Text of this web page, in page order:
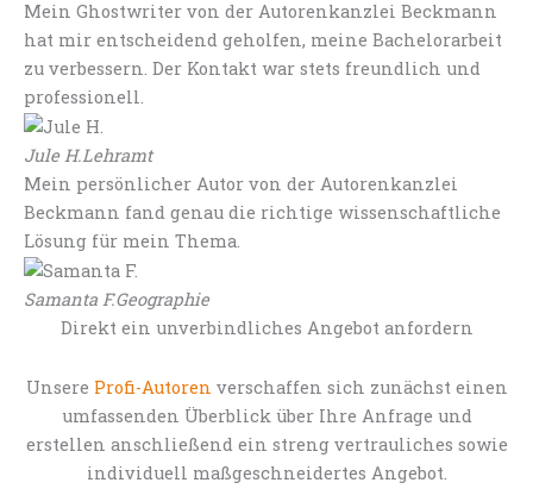
Mein Ghostwriter von der Autorenkanzlei Beckmann
hat mir entscheidend geholfen, meine Bachelorarbeit
zu verbessern. Der Kontakt war stets freundlich und
professionell.
Jule H.Lehramt
Mein persönlicher Autor von der Autorenkanzlei
Beckmann fand genau die richtige wissenschaftliche
Lösung für mein Thema.
Samanta F.Geographie
Direkt ein unverbindliches Angebot anfordern
Unsere Profi-Autoren verschaffen sich zunächst einen
umfassenden Überblick über Ihre Anfrage und
erstellen anschließend ein streng vertrauliches sowie
individuell maßgeschneidertes Angebot.